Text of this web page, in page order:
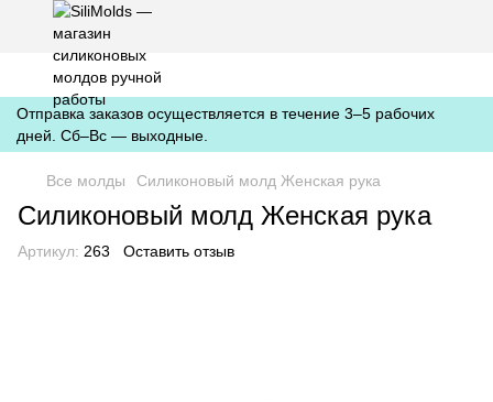
https://silimolds.com.ua//.well-known/apple-developer-merchantid-
domain-association
Отправка заказов осуществляется в течение 3–5 рабочих
дней. Сб–Вс — выходные.
Все молды Силиконовый молд Женская рука
Силиконовый молд Женская рука
Артикул: 263 Оставить отзыв